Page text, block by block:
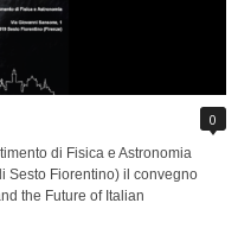
0
di Fisica e Astronomia
Sesto Fiorentino) il convegno
the Future of Italian